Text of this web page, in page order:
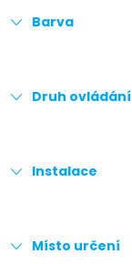
Barva
Druh ovládání
Instalace
Místo určení